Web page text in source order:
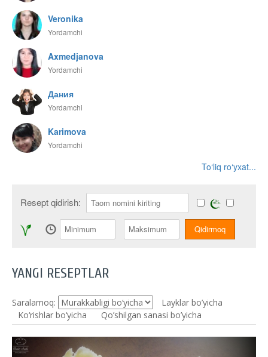
Veronika
Yordamchi
Axmedjanova
Yordamchi
Дания
Yordamchi
Karimova
Yordamchi
To‘liq ro‘yxat...
Resept qidirish:
YANGI RESEPTLAR
Saralamoq:
Layklar bo’yicha
Ko‘rishlar bo‘yicha
Qo’shilgan sanasi bo’yicha